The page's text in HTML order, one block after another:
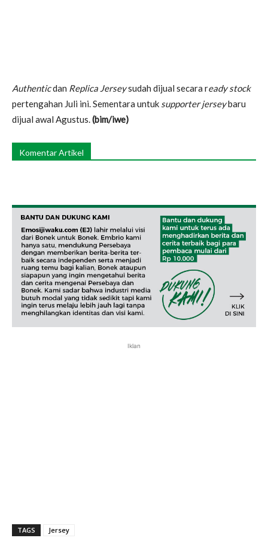
Authenticdan Replica Jerseysudah dijual secara ready stock
pertengahan Juli ini. Sementara untuk supporter jerseybaru
dijual awal Agustus. (bim/iwe)
Komentar Artikel
Iklan
TAGS Jersey